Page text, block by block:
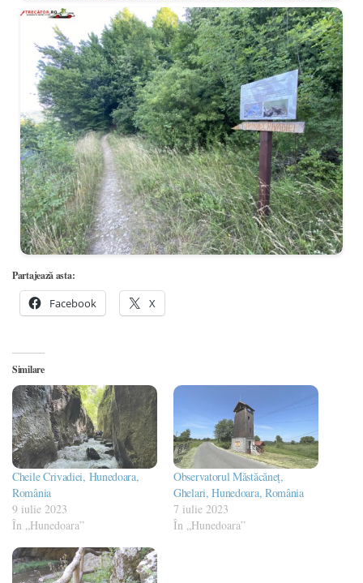
Partajează asta:
Facebook X
Similare
Cheile Crivadiei, Hunedoara,
România
9 iulie 2023
În „Hunedoara”
Observatorul Măstăcăneț,
Ghelari, Hunedoara, România
7 iulie 2023
În „Hunedoara”